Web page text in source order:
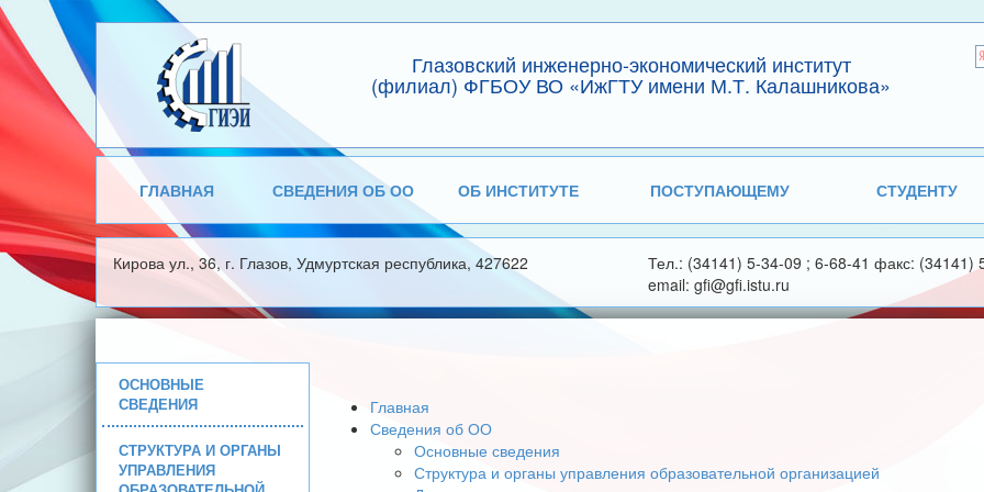
Глазовский инженерно-экономический институт
(филиал) ФГБОУ ВО «ИжГТУ имени М.Т. Калашникова»
ГЛАВНАЯ СВЕДЕНИЯ ОБ ОО ОБ ИНСТИТУТЕ ПОСТУПАЮЩЕМУ СТУДЕНТУ
Кирова ул., 36, г. Глазов, Удмуртская республика, 427622
Тел.: (34141) 5-34-09 ; 6-68-41 факс: (34141)
email: gfi@gfi.istu.ru
ОСНОВНЫЕ
СВЕДЕНИЯ
СТРУКТУРА И ОРГАНЫ
УПРАВЛЕНИЯ
Главная
Сведения об ОО
Основные сведения
Структура и органы управления образовательной организацией